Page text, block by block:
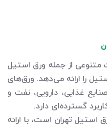
از جمله ورق استیل
استیل را ارائه می‌دهد. ورق‌های
به‌ویژه در صنایع غذایی، دارویی، نفت و
گسترده‌ای دارد.
استیل تهران است، با ارائه